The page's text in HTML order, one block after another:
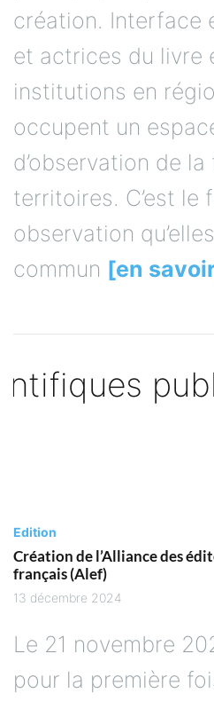
création. Interface
et actrices du livre
institutions en
occupent un
d’observation de
territoires. C’est le
observation
commun [en
Edition
Création de l’Alliance des
français (Alef)
13 décembre 2024
Le 21 novembre
pour la première